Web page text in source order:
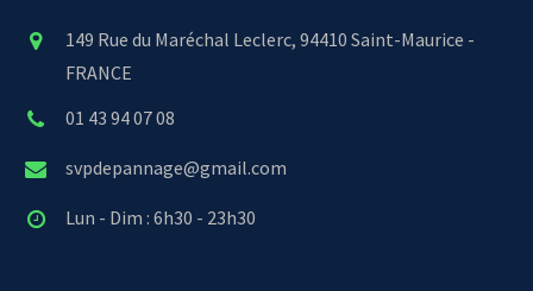
149 Rue du Maréchal Leclerc, 94410 Saint-Maurice -
FRANCE
01 43 94 07 08
svpdepannage@gmail.com
Lun - Dim : 6h30 - 23h30